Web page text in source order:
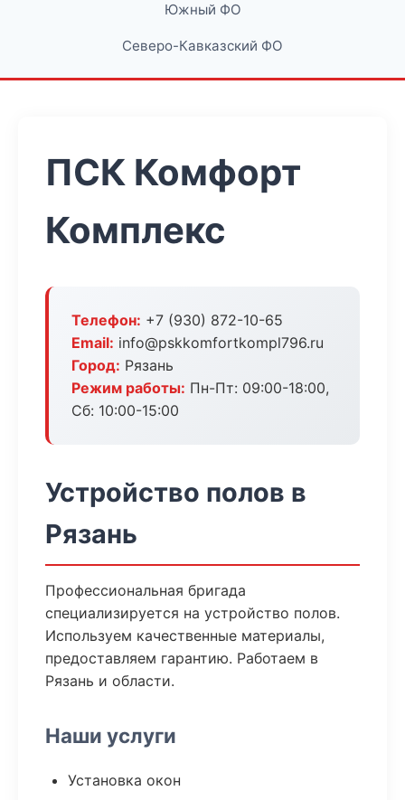
Южный ФО
Северо-Кавказский ФО
ПСК Комфорт
Комплекс
Телефон: +7 (930) 872-10-65
Email: info@pskkomfortkompl796.ru
Город: Рязань
Режим работы: Пн-Пт: 09:00-18:00,
Сб: 10:00-15:00
Устройство полов в
Рязань
Профессиональная бригада
специализируется на устройство полов.
Используем качественные материалы,
предоставляем гарантию. Работаем в
Рязань и области.
Наши услуги
Установка окон